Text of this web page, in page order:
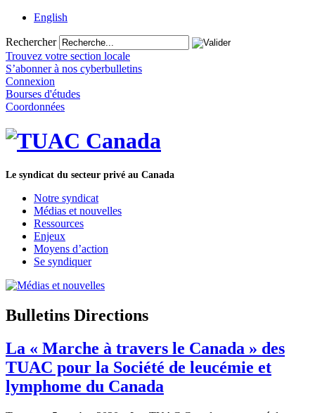
English
Rechercher
Trouvez votre section locale
S’abonner à nos cyberbulletins
Connexion
Bourses d'études
Coordonnées
Le syndicat du secteur privé au Canada
Notre syndicat
Médias et nouvelles
Ressources
Enjeux
Moyens d’action
Se syndiquer
Bulletins Directions
La « Marche à travers le Canada » des
TUAC pour la Société de leucémie et
lymphome du Canada